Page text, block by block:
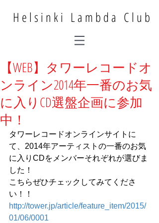
Helsinki Lambda Club
【WEB】タワーレコードオ
ンライン2014年一番のお気
に入りCD選盤企画に参加
中！
タワーレコードオンラインサイトに
て、2014年アーティストの一番のお気
に入りCDをメンバーそれぞれが選びま
した！
こちらぜひチェックしてみてくださ
い！！
http://tower.jp/article/feature_item/2015/
01/06/0001